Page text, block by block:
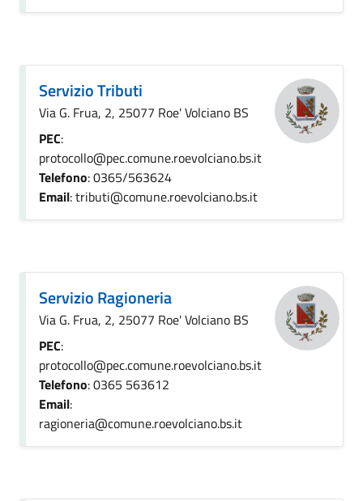
Servizio Tributi
Via G. Frua, 2, 25077 Roe' Volciano BS
PEC:
protocollo@pec.comune.roevolciano.bs.it
Telefono: 0365/563624
Email: tributi@comune.roevolciano.bs.it
Servizio Ragioneria
Via G. Frua, 2, 25077 Roe' Volciano BS
PEC:
protocollo@pec.comune.roevolciano.bs.it
Telefono: 0365 563612
Email:
ragioneria@comune.roevolciano.bs.it